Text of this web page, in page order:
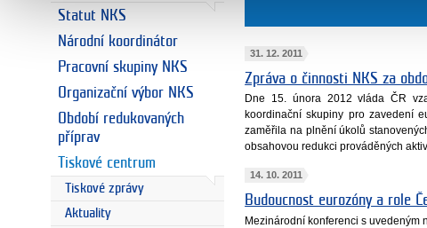
Statut NKS
Národní koordinátor
Pracovní skupiny NKS
Organizační výbor NKS
Období redukovaných
příprav
Tiskové centrum
Tiskové zprávy
Aktuality
31. 12. 2011
Zpráva o činnosti NKS za
Dne 15. února 2012 vláda ČR
koordinační skupiny pro zavedení
zaměřila na plnění úkolů
obsahovou redukci prováděných
14. 10. 2011
Budoucnost eurozóny a role
Mezinárodní konferenci s uvedeným